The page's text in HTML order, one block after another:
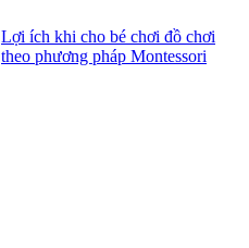
Lợi ích khi cho bé chơi đồ chơi
theo phương pháp Montessori